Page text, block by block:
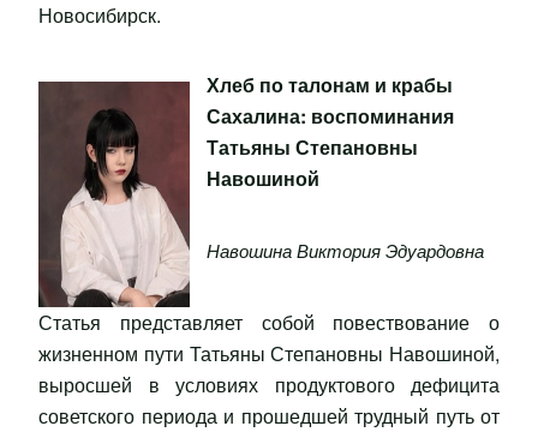
Новосибирск.
Хлеб по талонам и крабы
Сахалина: воспоминания
Татьяны Степановны
Навошиной
Навошина Виктория Эдуардовна
Статья представляет собой повествование о
жизненном пути Татьяны Степановны Навошиной,
выросшей в условиях продуктового дефицита
советского периода и прошедшей трудный путь от